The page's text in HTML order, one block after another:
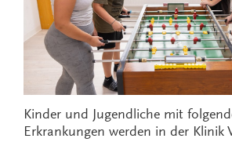
Kinder und Jugendliche mit
Erkrankungen werden in der Klinik